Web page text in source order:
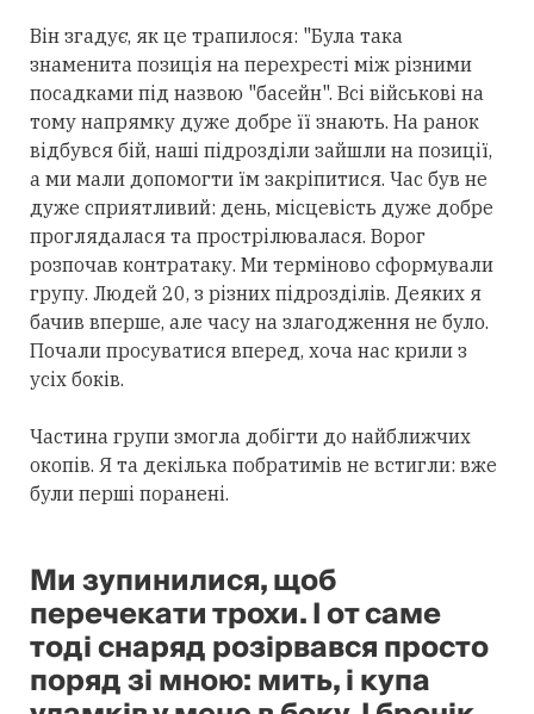
Він згадує, як це трапилося: "Була така
знаменита позиція на перехресті між різними
посадками під назвою "басейн". Всі військові на
тому напрямку дуже добре її знають. На ранок
відбувся бій, наші підрозділи зайшли на позиції,
а ми мали допомогти їм закріпитися. Час був не
дуже сприятливий: день, місцевість дуже добре
проглядалася та прострілювалася. Ворог
розпочав контратаку. Ми терміново сформували
групу. Людей 20, з різних підрозділів. Деяких я
бачив вперше, але часу на злагодження не було.
Почали просуватися вперед, хоча нас крили з
усіх боків.
Частина групи змогла добігти до найближчих
окопів. Я та декілька побратимів не встигли: вже
були перші поранені.
Ми зупинилися, щоб
перечекати трохи. І от саме
тоді снаряд розірвався просто
поряд зі мною: мить, і купа